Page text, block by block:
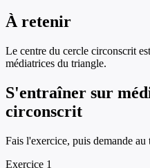
À retenir
Le centre du cercle circonscrit
médiatrices du triangle.
S'entraîner sur
circonscrit
Fais l'exercice, puis demande au
Exercice 1